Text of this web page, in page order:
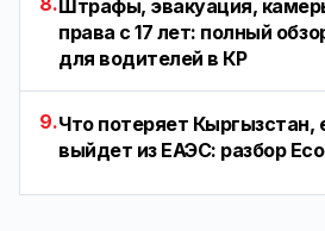
Штрафы, эвакуация,
права с 17 лет: полный
для водителей в КР
9.Что потеряет Кыргызстан,
выйдет из ЕАЭС: разбор